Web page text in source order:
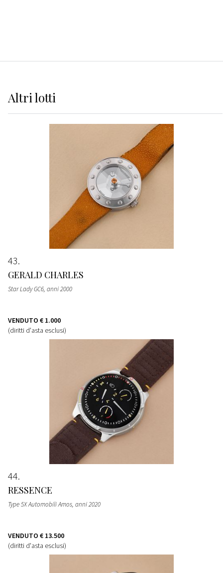
Altrilotti
43
GERALD CHARLES
Star Lady GC6, anni 2000
VENDUTO € 1.000
(diritti d'asta esclusi)
44
RESSENCE
Type 5X Automobili Amos, anni 2020
VENDUTO € 13.500
(diritti d'asta esclusi)